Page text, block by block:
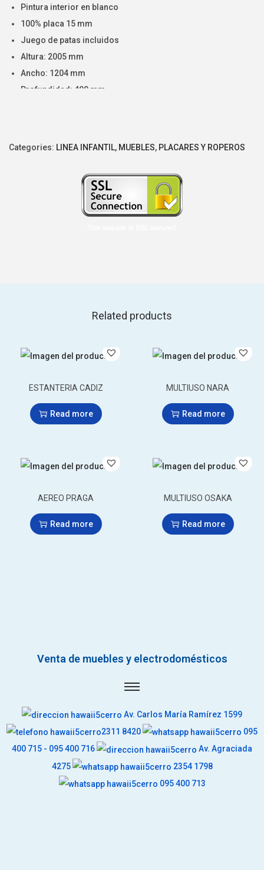
Pintura interior en blanco
100% placa 15 mm
Juego de patas incluidos
Altura: 2005 mm
Ancho: 1204 mm
Profundidad: 400 mm
Categories: LINEA INFANTIL, MUEBLES, PLACARES Y ROPEROS
Related products
ESTANTERIA CADIZ
Read more
MULTIUSO NARA
Read more
AEREO PRAGA
Read more
MULTIUSO OSAKA
Read more
Venta de muebles y electrodomésticos
Av. Carlos María Ramírez 1599
2311 8420
095
400 715 - 095 400 716
Av. Agraciada
4275
2354 1798
095 400 713